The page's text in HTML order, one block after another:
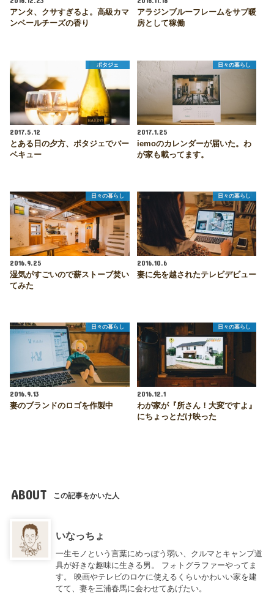
アンタ、クサすぎるよ。高級カマ
ンベールチーズの香り
アラジンブルーフレームをサブ暖
房として稼働
ポタジェ
2017.5.12
とある日の夕方、ポタジェでバー
ベキュー
日々の暮らし
2017.1.25
iemoのカレンダーが届いた。わ
が家も載ってます。
日々の暮らし
2016.9.25
湿気がすごいので薪ストーブ焚い
てみた
日々の暮らし
2016.10.6
妻に先を越されたテレビデビュー
日々の暮らし
2016.9.13
妻のブランドのロゴを作製中
日々の暮らし
2016.12.1
わが家が『所さん！大変ですよ』
にちょっとだけ映った
ABOUT この記事をかいた人
いなっちょ
一生モノという言葉にめっぽう弱い、クルマとキャンプ道
具が好きな趣味に生きる男。 フォトグラファーやってま
す。 映画やテレビのロケに使えるくらいかわいい家を建
てて、妻を三浦春馬に会わせてあげたい。